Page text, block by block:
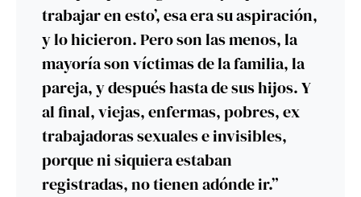
trabajar en esto’, esa era su aspiración,
y lo hicieron. Pero son las menos, la
mayoría son víctimas de la familia, la
pareja, y después hasta de sus hijos. Y
al final, viejas, enfermas, pobres, ex
trabajadoras sexuales e invisibles,
porque ni siquiera estaban
registradas, no tienen adónde ir.”